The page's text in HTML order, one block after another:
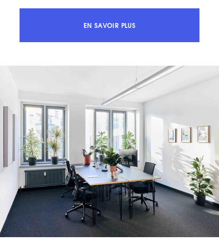
EN SAVOIR PLUSACCÉDEZ À 100% DU MARCHÉ ET